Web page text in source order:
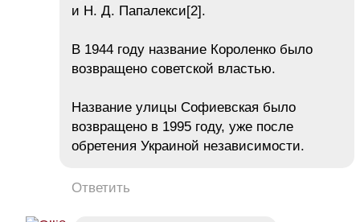
и Н. Д. Папалекси[2].
В 1944 году название Короленко было
возвращено советской властью.
Название улицы Софиевская было
возвращено в 1995 году, уже после
обретения Украиной независимости.
Ответить